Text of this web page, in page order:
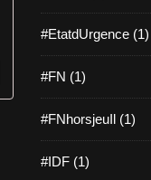
#EtatdUrgence (1)
#FN (1)
#FNhorsjeuIl (1)
#IDF (1)